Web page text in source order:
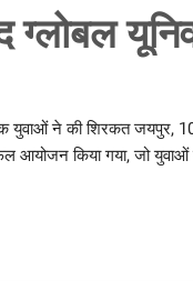
ने की शिरकत जयपुर,
आयोजन किया गया, जो
Mar, 2026